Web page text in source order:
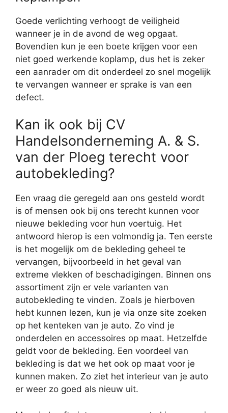
Goede verlichting verhoogt de veiligheid
wanneer je in de avond de weg opgaat.
Bovendien kun je een boete krijgen voor een
niet goed werkende koplamp, dus het is zeker
een aanrader om dit onderdeel zo snel mogelijk
te vervangen wanneer er sprake is van een
defect.
Kan ik ook bij CV
Handelsonderneming A. & S.
van der Ploeg terecht voor
autobekleding?
Een vraag die geregeld aan ons gesteld wordt
is of mensen ook bij ons terecht kunnen voor
nieuwe bekleding voor hun voertuig. Het
antwoord hierop is een volmondig ja. Ten eerste
is het mogelijk om de bekleding geheel te
vervangen, bijvoorbeeld in het geval van
extreme vlekken of beschadigingen. Binnen ons
assortiment zijn er vele varianten van
autobekleding te vinden. Zoals je hierboven
hebt kunnen lezen, kun je via onze site zoeken
op het kenteken van je auto. Zo vind je
onderdelen en accessoires op maat. Hetzelfde
geldt voor de bekleding. Een voordeel van
bekleding is dat we het ook op maat voor je
kunnen maken. Zo ziet het interieur van je auto
er weer zo goed als nieuw uit.